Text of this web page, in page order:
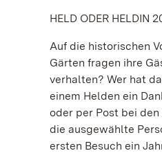
HELD ODER HELDIN
Auf die historischen
Gärten fragen ihre
verhalten? Wer hat
einem Helden ein
oder per Post bei
die ausgewählte
ersten Besuch ein